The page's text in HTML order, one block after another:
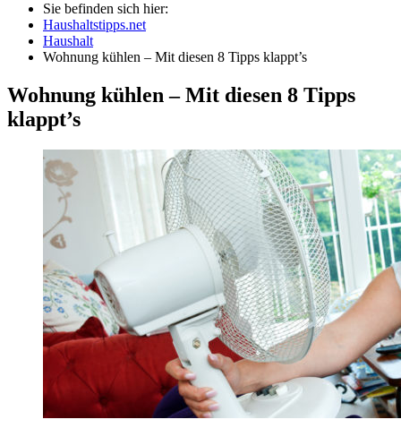
Sie befinden sich hier:
Haushaltstipps.net
Haushalt
Wohnung kühlen – Mit diesen 8 Tipps klappt’s
Wohnung kühlen – Mit diesen 8 Tipps
klappt’s